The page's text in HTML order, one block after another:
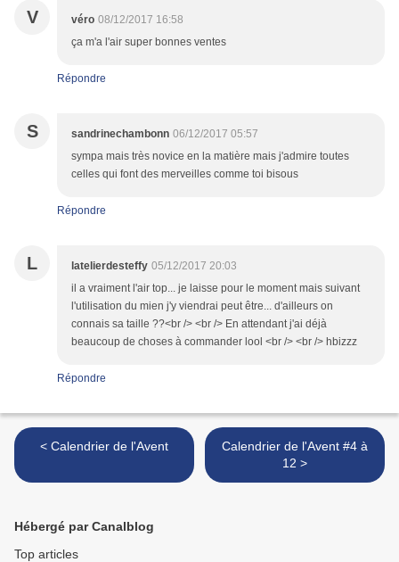
V véro 08/12/2017 16:58
ça m'a l'air super bonnes ventes
Répondre
S sandrinechambonn 06/12/2017 05:57
sympa mais très novice en la matière mais j'admire toutes
celles qui font des merveilles comme toi bisous
Répondre
L latelierdesteffy 05/12/2017 20:03
il a vraiment l'air top... je laisse pour le moment mais suivant
l'utilisation du mien j'y viendrai peut être... d'ailleurs on
connais sa taille ??<br /> <br /> En attendant j'ai déjà
beaucoup de choses à commander lool <br /> <br /> hbizzz
Répondre
< Calendrier de l'Avent
Calendrier de l'Avent #4 à
12 >
Hébergé par Canalblog
Top articles